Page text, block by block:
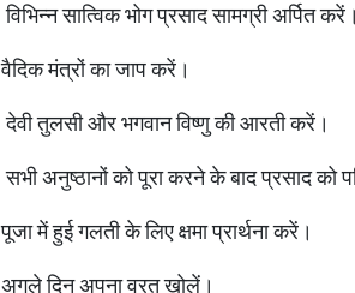
विभिन्न सात्विक भोग प्रसाद सामग्री अर्पित करें।
वैदिक मंत्रों का जाप करें।
देवी तुलसी और भगवान विष्णु की आरती करें।
सभी अनुष्ठानों को पूरा करने के बाद प्रसाद को
पूजा में हुई गलती के लिए क्षमा प्रार्थना करें।
अगले दिन अपना व्रत खोलें।